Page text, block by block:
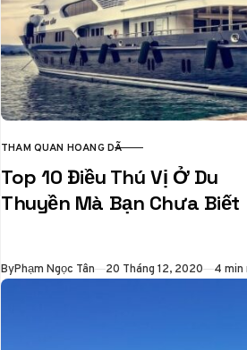
CATEGORY
THAM QUAN HOANG DÃ
Top 10 Điều Thú Vị Ở Du
Thuyền Mà Bạn Chưa Biết
ByPhạm Ngọc Tân Published
20 Tháng 12, 2020 4 min